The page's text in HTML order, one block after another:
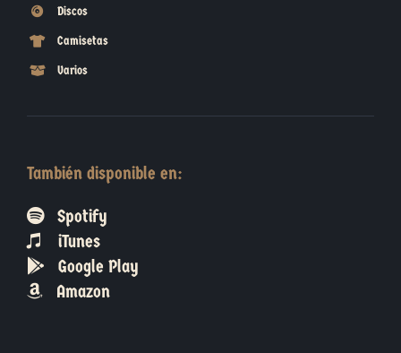
Discos
Camisetas
Varios
También disponible en:
Spotify
iTunes
Google Play
Amazon